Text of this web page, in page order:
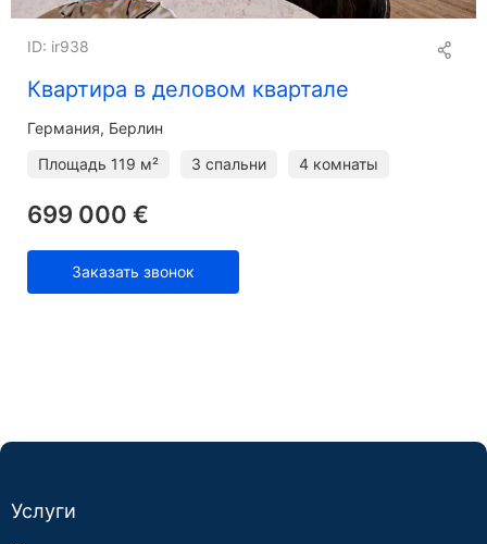
Квартира в деловом квартале
ID: ir938
Германия, Берлин
Площадь 119 м² 3 спальни 4 комнаты
699 000 €
Заказать звонок
Услуги